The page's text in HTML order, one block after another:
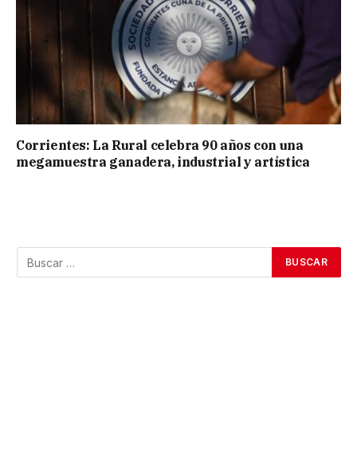
Corrientes: La Rural celebra 90 años con una
megamuestra ganadera, industrial y artística